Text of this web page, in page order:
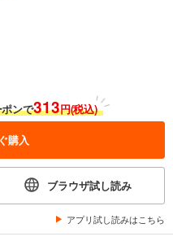
ンで313円(税込)
購入
ブラウザ試し読み
アプリ試し読みはこちら